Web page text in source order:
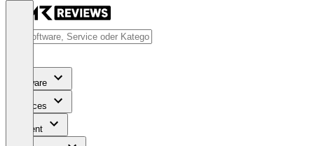
Software
Services
Content